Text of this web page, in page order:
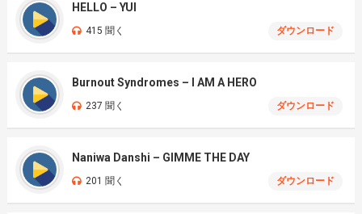
HELLO – YUI
415 聞く ダウンロード
Burnout Syndromes – I AM A HERO
237 聞く ダウンロード
Naniwa Danshi – GIMME THE DAY
201 聞く ダウンロード